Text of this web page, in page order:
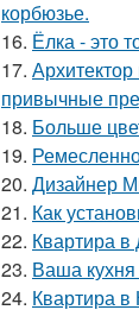
корбюзье.
16. Ёлка - это
17.
привычные
18. Больше
19.
20. Дизайнер
21. Как
22. Квартира
23. Ваша кухня
24. Квартира